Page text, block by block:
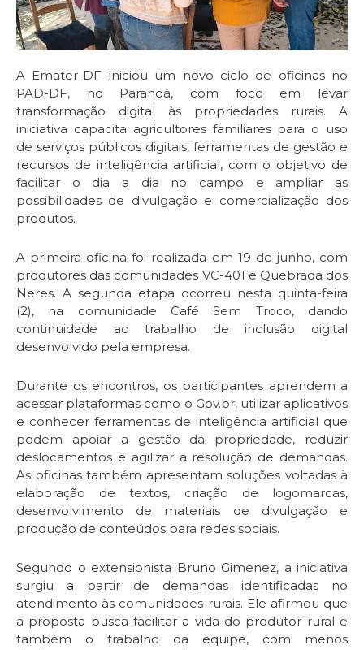
A Emater-DF iniciou um novo ciclo de oficinas no
PAD-DF, no Paranoá, com foco em levar
transformação digital às propriedades rurais. A
iniciativa capacita agricultores familiares para o uso
de serviços públicos digitais, ferramentas de gestão e
recursos de inteligência artificial, com o objetivo de
facilitar o dia a dia no campo e ampliar as
possibilidades de divulgação e comercialização dos
produtos.
A primeira oficina foi realizada em 19 de junho, com
produtores das comunidades VC-401 e Quebrada dos
Neres. A segunda etapa ocorreu nesta quinta-feira
(2), na comunidade Café Sem Troco, dando
continuidade ao trabalho de inclusão digital
desenvolvido pela empresa.
Durante os encontros, os participantes aprendem a
acessar plataformas como o Gov.br, utilizar aplicativos
e conhecer ferramentas de inteligência artificial que
podem apoiar a gestão da propriedade, reduzir
deslocamentos e agilizar a resolução de demandas.
As oficinas também apresentam soluções voltadas à
elaboração de textos, criação de logomarcas,
desenvolvimento de materiais de divulgação e
produção de conteúdos para redes sociais.
Segundo o extensionista Bruno Gimenez, a iniciativa
surgiu a partir de demandas identificadas no
atendimento às comunidades rurais. Ele afirmou que
a proposta busca facilitar a vida do produtor rural e
também o trabalho da equipe, com menos